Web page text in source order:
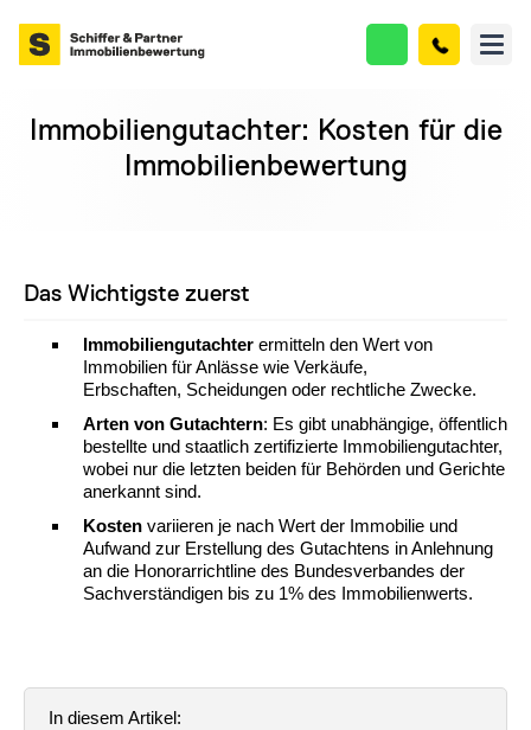
Immobiliengutachter: Kosten für die
Immobilienbewertung
Das Wichtigste zuerst
Immobiliengutachter ermitteln den Wert von
Immobilien für Anlässe wie Verkäufe,
Erbschaften, Scheidungen oder rechtliche Zwecke.
Arten von Gutachtern: Es gibt unabhängige, öffentlich
bestellte und staatlich zertifizierte Immobiliengutachter,
wobei nur die letzten beiden für Behörden und Gerichte
anerkannt sind.
Kosten variieren je nach Wert der Immobilie und
Aufwand zur Erstellung des Gutachtens in Anlehnung
an die Honorarrichtline des Bundesverbandes der
Sachverständigen bis zu 1% des Immobilienwerts.
In diesem Artikel: